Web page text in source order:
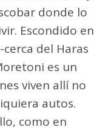
donde lo
Escondido en
del Haras
es un
viven allí no
autos.
como en